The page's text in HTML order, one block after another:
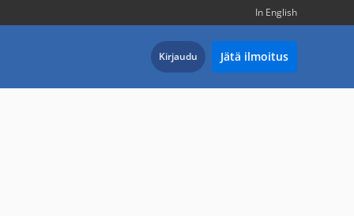
In English
Kirjaudu Jätä ilmoitus